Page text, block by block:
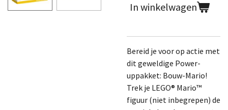
In winkelwagen
Bereid je voor op actie met
dit geweldige Power-
uppakket: Bouw-Mario!
Trek je LEGO® Mario™
figuur (niet inbegrepen) de